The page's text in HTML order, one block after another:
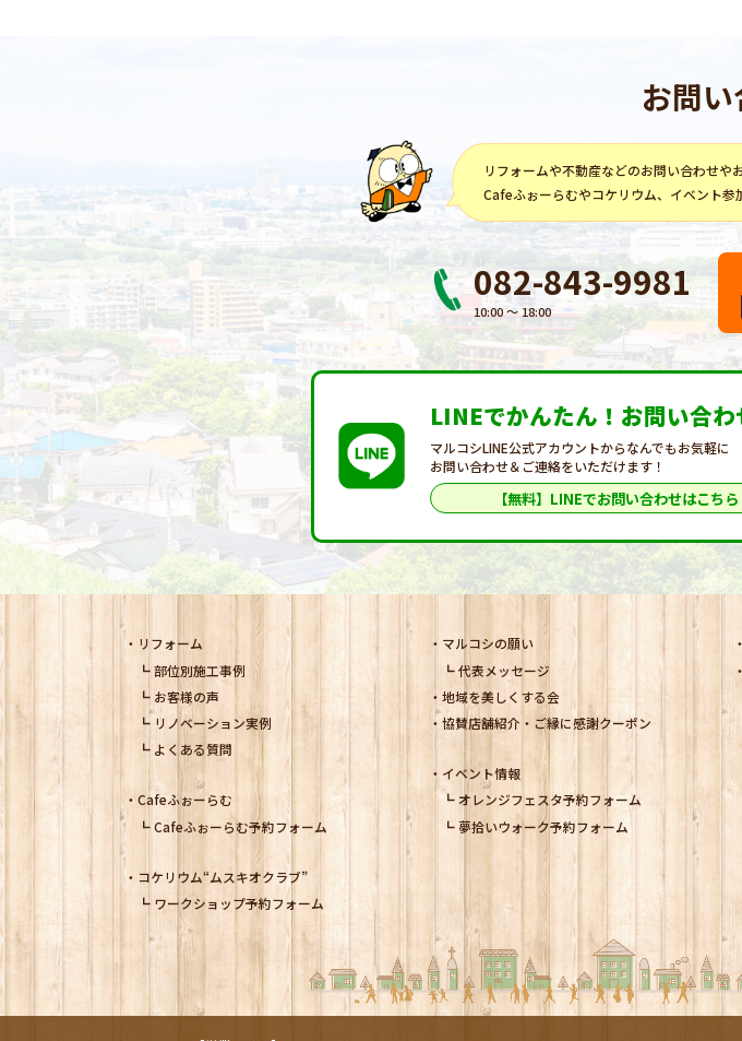
お問
リフォームや不動産などのお問い合わせや
Cafeふぉーらむやコケリウム、イベント参
082-843-9981
10:00 〜 18:00
LINEでかんたん！ お問い合わ
マルコシLINE公式アカウントからなんでもお気軽に
お問い合わせ＆ご連絡をいただけます！
【無料】LINEでお問い合わせはこちら
リフォーム
部位別施工事例
お客様の声
リノベーション実例
よくある質問
Cafeふぉーらむ
Cafeふぉーらむ予約フォーム
コケリウム“ムスキオクラブ”
ワークショップ予約フォーム
マルコシの願い
代表メッセージ
地域を美しくする会
協賛店舗紹介・ご縁に感謝クーポン
イベント情報
オレンジフェスタ予約フォーム
夢拾いウォーク予約フォーム